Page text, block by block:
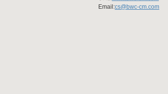
Email:cs@bwc-cm.com